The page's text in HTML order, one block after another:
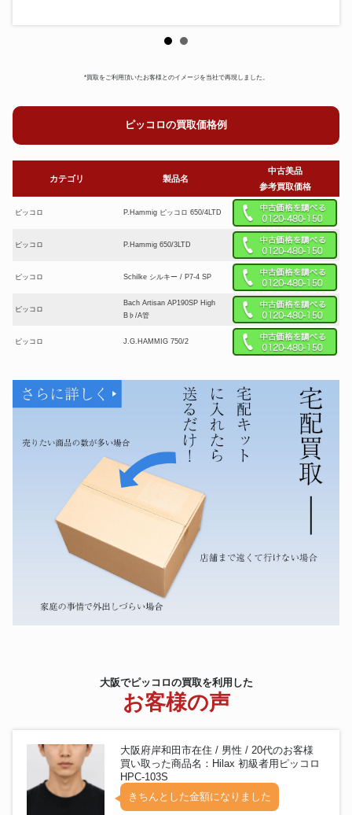
*買取をご利用頂いたお客様とのイメージを当社で再現しました。
ピッコロの買取価格例
カテゴリ 製品名
中古美品
参考買取価格
ピッコロ P.Hammig ピッコロ 650/4LTD
ピッコロ P.Hammig 650/3LTD
ピッコロ Schilke シルキー / P7-4 SP
ピッコロ
Bach Artisan AP190SP High
B♭/A管
ピッコロ J.G.HAMMIG 750/2
ピッコロ Burkart RPIC-EXW
XO 1700GBS
CarolBrass N7775CL
大阪でピッコロの買取を利用した
お客様の声
大阪府岸和田市在住 / 男性 / 20代のお客様
買い取った商品名：Hilax 初級者用ピッコロ
HPC-103S
きちんとした金額になりました